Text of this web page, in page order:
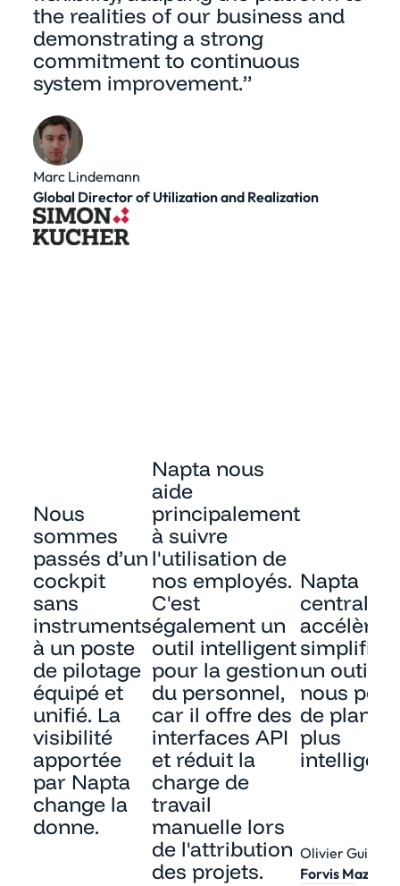
the realities of our business and
demonstrating a strong
commitment to continuous
system improvement.”
Marc Lindemann
Global Director of Utilization and Realization
Nous
sommes
passés d’un
cockpit
sans
instruments
à un poste
de pilotage
équipé et
unifié. La
visibilité
apportée
par Napta
change la
donne.
Napta nous
aide
principalement
à suivre
l'utilisation de
nos employés.
C'est
également un
outil intelligent
pour la gestion
du personnel,
car il offre des
interfaces API
et réduit la
charge de
travail
manuelle lors
de l'attribution
des projets.
Napta
centralise,
accélère
simplifie.
un outil
nous
de
plus
Olivier Guilbert
Forvis Mazars